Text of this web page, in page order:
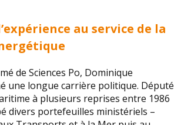
au service de la
de Sciences Po, Dominique
une longue carrière politique. Député
à plusieurs reprises entre 1986
divers portefeuilles ministériels –